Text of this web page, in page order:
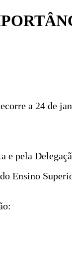
a 24 de
e pela
Ensino